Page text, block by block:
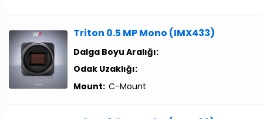
Triton 0.5 MP Mono (IMX433)
Dalga Boyu Aralığı:
Odak Uzaklığı:
Mount: C-Mount